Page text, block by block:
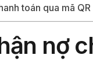
toán qua mã QR
nợ